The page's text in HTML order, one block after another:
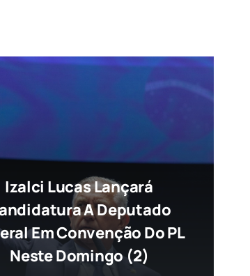
Izalci Lucas Lançará
A Deputado
Em Convenção Do PL
Neste Domingo (2)